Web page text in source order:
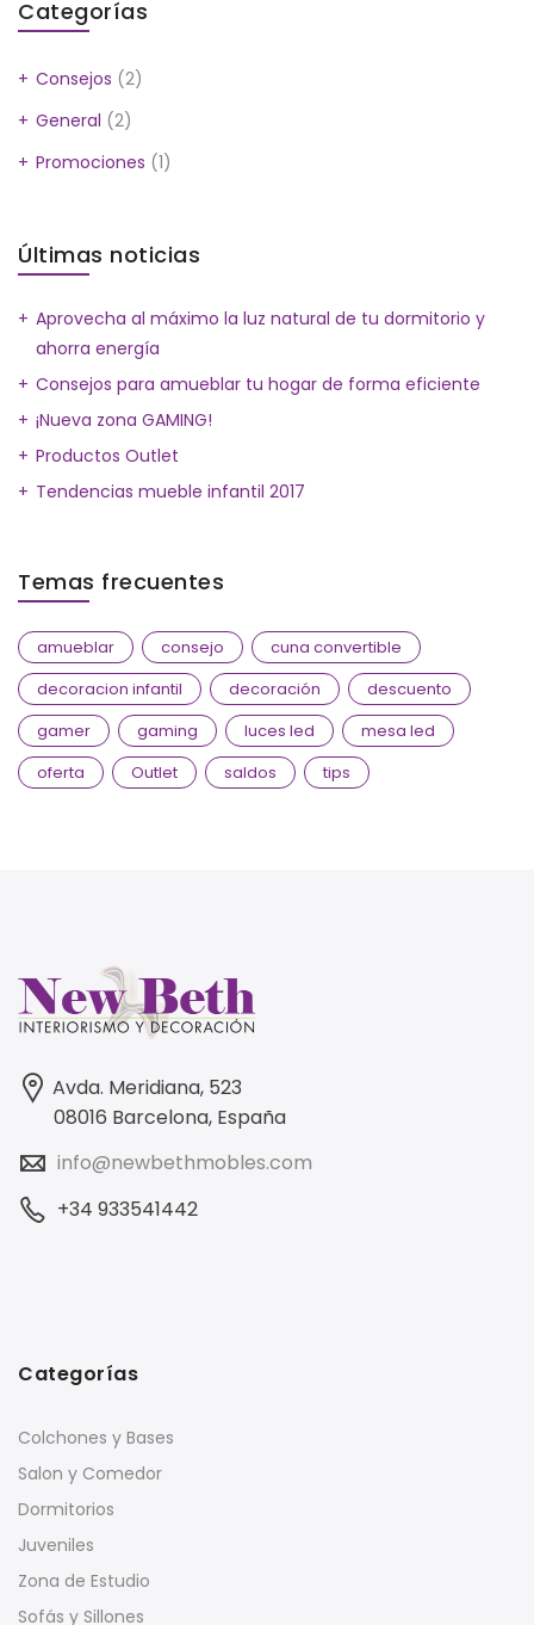
Categorías
Consejos (2)
General (2)
Promociones (1)
Últimas noticias
Aprovecha al máximo la luz natural de tu dormitorio y
ahorra energía
Consejos para amueblar tu hogar de forma eficiente
¡Nueva zona GAMING!
Productos Outlet
Tendencias mueble infantil 2017
Temas frecuentes
amueblar consejo
cuna convertible
decoracion infantil
decoración
descuento
gamer
gaming luces led
mesa led
oferta
Outlet saldos tips
Avda. Meridiana, 523
08016 Barcelona, España
info@newbethmobles.com
+34 933541442
Categorías
Colchones y Bases
Salon y Comedor
Dormitorios
Juveniles
Zona de Estudio
Sofás y Sillones